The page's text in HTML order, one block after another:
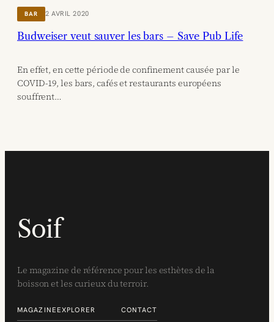
BAR 2 AVRIL 2020
Budweiser veut sauver les bars – Save Pub Life
En effet, en cette période de confinement causée par le
COVID-19, les bars, cafés et restaurants européens
souffrent…
Soif
Le magazine de référence pour les esthètes de la
boisson et les curieux du terroir.
MAGAZINEEXPLORER CONTACT